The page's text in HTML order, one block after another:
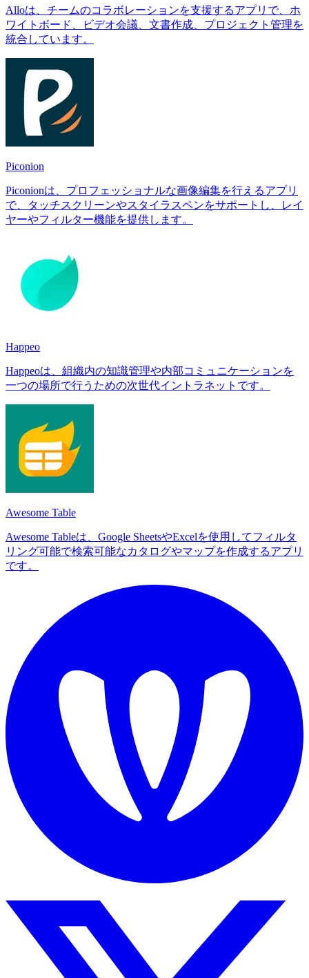
Alloは、チームのコラボレーションを支援するアプリで、ホ
ワイトボード、ビデオ会議、文書作成、プロジェクト管理を
統合しています。
Piconion
Piconionは、プロフェッショナルな画像編集を行えるアプリ
で、タッチスクリーンやスタイラスペンをサポートし、レイ
ヤーやフィルター機能を提供します。
Happeo
Happeoは、組織内の知識管理や内部コミュニケーションを
一つの場所で行うための次世代イントラネットです。
Awesome Table
Awesome Tableは、Google SheetsやExcelを使用してフィルタ
リング可能で検索可能なカタログやマップを作成するアプリ
です。